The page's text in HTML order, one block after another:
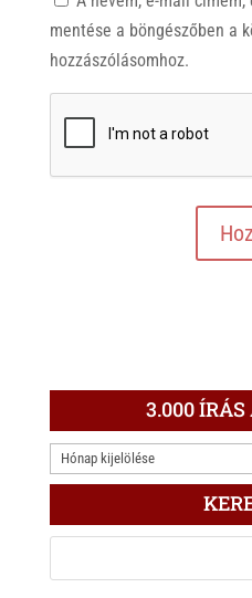
mentése a böngészőben a
hozzászólásomhoz.
3.000 ÍRÁS
3.000
ÍRÁS